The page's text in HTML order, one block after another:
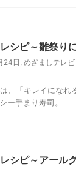
シピ～雛祭り
24日 , めざましテレ
、「キレイになれ
ー手まり寿司。
シピ～アール